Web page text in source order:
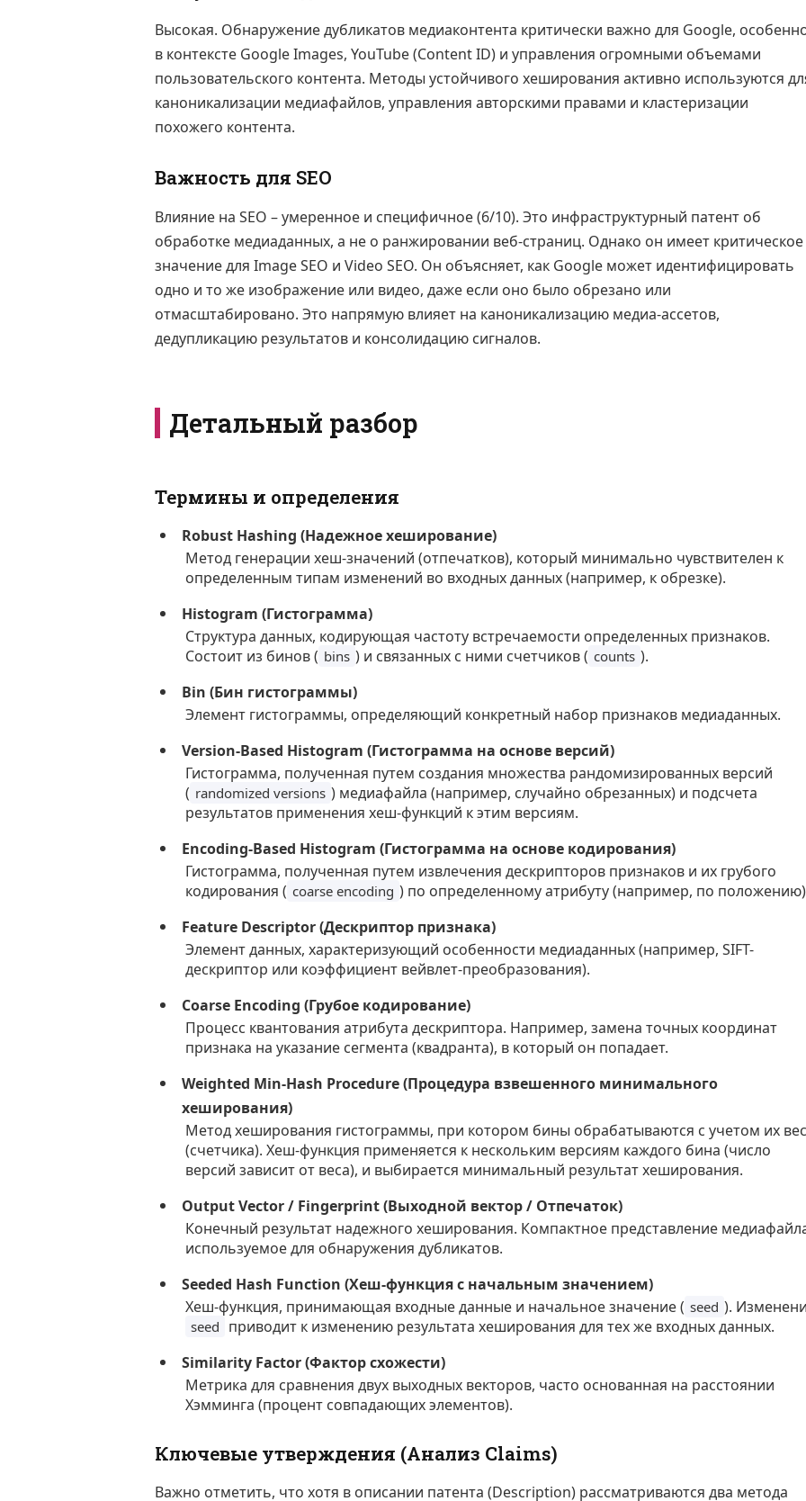
Высокая. Обнаружение дубликатов медиаконтента критически важно для Google,
в контексте Google Images, YouTube (Content ID) и управления огромными объемами
пользовательского контента. Методы устойчивого хеширования активно используются
каноникализации медиафайлов, управления авторскими правами и кластеризации
похожего контента.
Важность для SEO
Влияние на SEO – умеренное и специфичное (6/10). Это инфраструктурный патент об
обработке медиаданных, а не о ранжировании веб-страниц. Однако он имеет критическое
значение для Image SEO и Video SEO. Он объясняет, как Google может идентифицировать
одно и то же изображение или видео, даже если оно было обрезано или
отмасштабировано. Это напрямую влияет на каноникализацию медиа-ассетов,
дедупликацию результатов и консолидацию сигналов.
Детальный разбор
Термины и определения
Robust Hashing (Надежное хеширование)
Метод генерации хеш-значений (отпечатков), который минимально чувствителен к
определенным типам изменений во входных данных (например, к обрезке).
Histogram (Гистограмма)
Структура данных, кодирующая частоту встречаемости определенных признаков.
Состоит из бинов ( bins ) и связанных с ними счетчиков ( counts ).
Bin (Бин гистограммы)
Элемент гистограммы, определяющий конкретный набор признаков медиаданных.
Version-Based Histogram (Гистограмма на основе версий)
Гистограмма, полученная путем создания множества рандомизированных версий
( randomized versions ) медиафайла (например, случайно обрезанных) и подсчета
результатов применения хеш-функций к этим версиям.
Encoding-Based Histogram (Гистограмма на основе кодирования)
Гистограмма, полученная путем извлечения дескрипторов признаков и их грубого
кодирования ( coarse encoding ) по определенному атрибуту (например, по
Feature Descriptor (Дескриптор признака)
Элемент данных, характеризующий особенности медиаданных (например, SIFT-
дескриптор или коэффициент вейвлет-преобразования).
Coarse Encoding (Грубое кодирование)
Процесс квантования атрибута дескриптора. Например, замена точных координат
признака на указание сегмента (квадранта), в который он попадает.
Weighted Min-Hash Procedure (Процедура взвешенного минимального
хеширования)
Метод хеширования гистограммы, при котором бины обрабатываются с учетом их
(счетчика). Хеш-функция применяется к нескольким версиям каждого бина (число
версий зависит от веса), и выбирается минимальный результат хеширования.
Output Vector / Fingerprint (Выходной вектор / Отпечаток)
Конечный результат надежного хеширования. Компактное представление
используемое для обнаружения дубликатов.
Seeded Hash Function (Хеш-функция с начальным значением)
Хеш-функция, принимающая входные данные и начальное значение ( seed ).
seed приводит к изменению результата хеширования для тех же входных данных.
Similarity Factor (Фактор схожести)
Метрика для сравнения двух выходных векторов, часто основанная на расстоянии
Хэмминга (процент совпадающих элементов).
Ключевые утверждения (Анализ Claims)
Важно отметить, что хотя в описании патента (Description) рассматриваются два метода